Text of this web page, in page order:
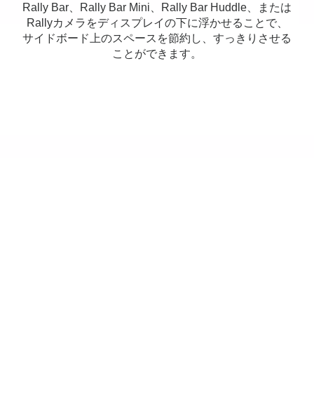
Rally Bar、Rally Bar Mini、Rally Bar Huddle、または
Rallyカメラをディスプレイの下に浮かせることで、
サイドボード上のスペースを節約し、すっきりさせる
ことができます。